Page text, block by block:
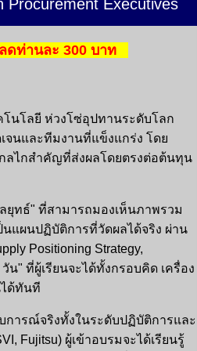
Procurement Executives
ดท่านละ 300 บาท
นโลยี ห่วงโซ่อุปทานระดับโลก
นและทีมงานที่แข็งแกร่ง โดย
ลไกสำคัญที่ส่งผลโดยตรงต่อต้นทุน
ทธ์" ที่สามารถมองเห็นภาพรวม
นแผนปฏิบัติการที่วัดผลได้จริง ผ่าน
Positioning Strategy,
น" ที่ผู้เรียนจะได้ทั้งกรอบคิด เครื่อง
ด้ทันที
รณ์จริงทั้งในระดับปฏิบัติการและ
Fujitsu) ผู้เข้าอบรมจะได้เรียนรู้